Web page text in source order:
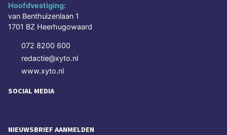
Hoofdvestiging:
van Benthuizenlaan 1
1701 BZ Heerhugowaard
072 8200 600
redactie@xyto.nl
www.xyto.nl
SOCIAL MEDIA
NIEUWSBRIEF AANMELDEN